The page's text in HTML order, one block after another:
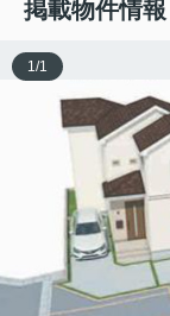
掲載物件情報
1/1